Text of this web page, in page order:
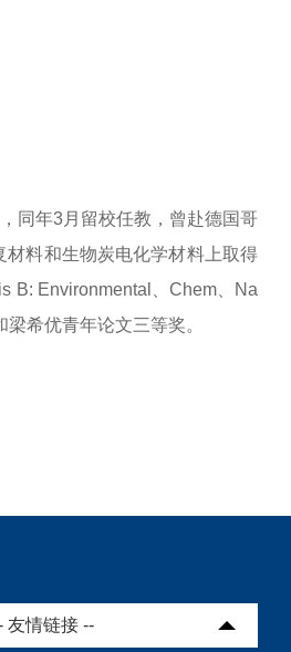
同年3月留校任教，曾赴德国哥
料和生物炭电化学材料上取得
B: Environmental、Chem、Na
希优青年论文三等奖。
友情链接 --